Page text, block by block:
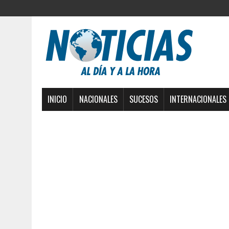
INICIO NACIONALES SUCESOS INTERNACIONALES